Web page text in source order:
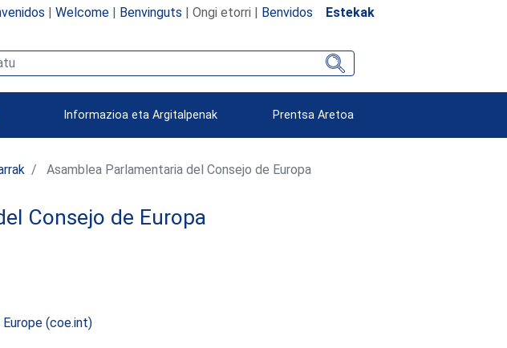
| Welcome| Benvinguts | Ongi etorri | Benvidos Estekak
Informazioa eta Argitalpenak Prentsa Aretoa
Asamblea Parlamentaria del Consejo de Europa
Consejo de Europa
(coe.int)